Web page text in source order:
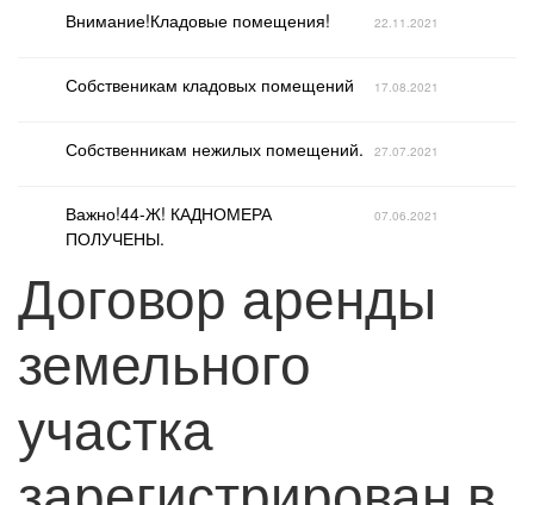
Внимание!Кладовые помещения! 22.11.2021
Собственикам кладовых помещений 17.08.2021
Собственникам нежилых помещений. 27.07.2021
Важно!44-Ж! КАДНОМЕРА
ПОЛУЧЕНЫ.
07.06.2021
Договор аренды
земельного
участка